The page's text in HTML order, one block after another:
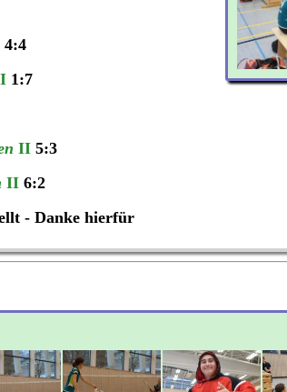
4:4
I 1:7
II 5:3
II 6:2
- Danke hierfür